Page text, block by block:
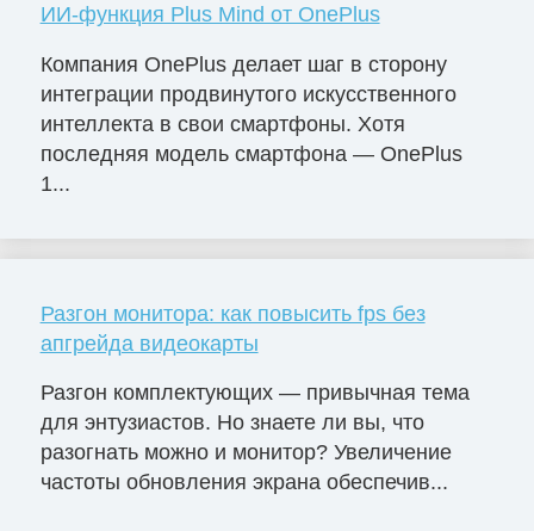
ИИ-функция Plus Mind от OnePlus
Компания OnePlus делает шаг в сторону
интеграции продвинутого искусственного
интеллекта в свои смартфоны. Хотя
последняя модель смартфона — OnePlus
1...
Разгон монитора: как повысить fps без
апгрейда видеокарты
Разгон комплектующих — привычная тема
для энтузиастов. Но знаете ли вы, что
разогнать можно и монитор? Увеличение
частоты обновления экрана обеспечив...